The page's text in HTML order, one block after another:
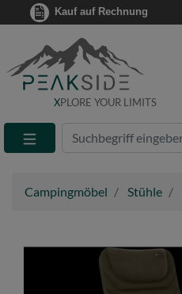
Kauf auf Rechnung
XPLORE YOUR LIMITS
Suche
Eingabefeld
Campingmöbel Stühle